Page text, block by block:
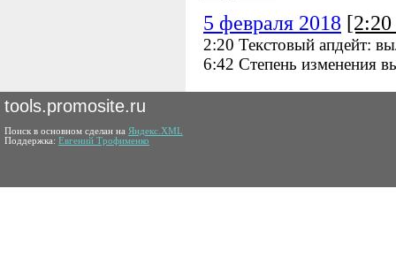
5 февраля 2018
2:20 Текстовый апдейт:
6:42 Степень изменения
tools.promosite.ru
Поиск в основном сделан на Яндекс.XML
Поддержка: Евгений Трофименко